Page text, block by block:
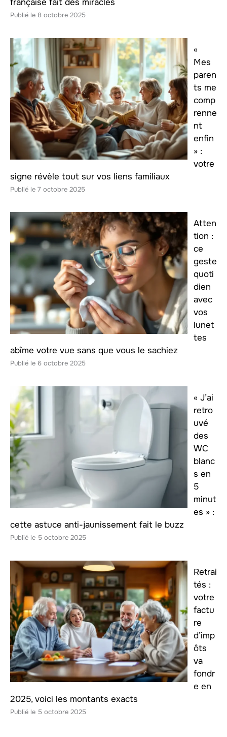
française fait des miracles
8 octobre 2025
«
Mes
paren
ts me
comp
renne
nt
enfin
» :
votre
signe révèle tout sur vos liens familiaux
7 octobre 2025
Atten
tion :
ce
geste
quoti
dien
avec
vos
lunet
tes
abîme votre vue sans que vous le sachiez
6 octobre 2025
« J’ai
retro
uvé
des
WC
blanc
s en
5
minut
es » :
cette astuce anti-jaunissement fait le buzz
5 octobre 2025
Retrai
tés :
votre
factu
re
d’imp
ôts
va
fondr
e en
2025, voici les montants exacts
5 octobre 2025